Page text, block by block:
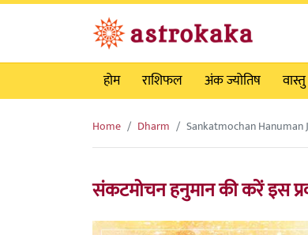
होम
राशिफल अंक ज्योतिष वास्तु
Home Dharm Sankatmochan Hanuman
संकटमोचन हनुमान की करें इस